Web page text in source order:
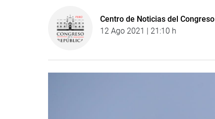
Centro de Noticias del Congreso
12 Ago 2021 | 21:10 h